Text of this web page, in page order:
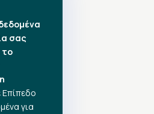
σας
το
Επίπεδο
για